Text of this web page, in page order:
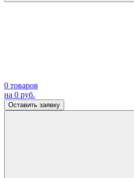
0 товаров
на 0 руб.
Оставить заявку